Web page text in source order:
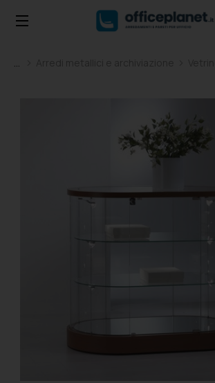
Tu sei qui: